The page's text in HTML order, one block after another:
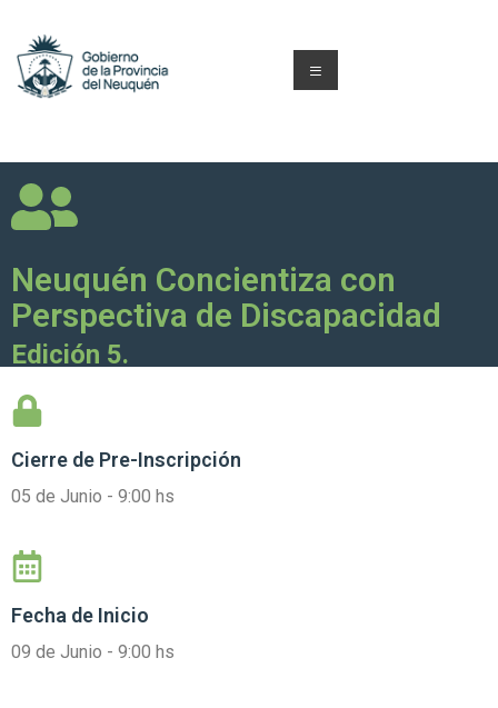
Neuquén Concientiza con
Perspectiva de Discapacidad
Edición 5.
Cierre de Pre-Inscripción
05 de Junio - 9:00 hs
Fecha de Inicio
09 de Junio - 9:00 hs